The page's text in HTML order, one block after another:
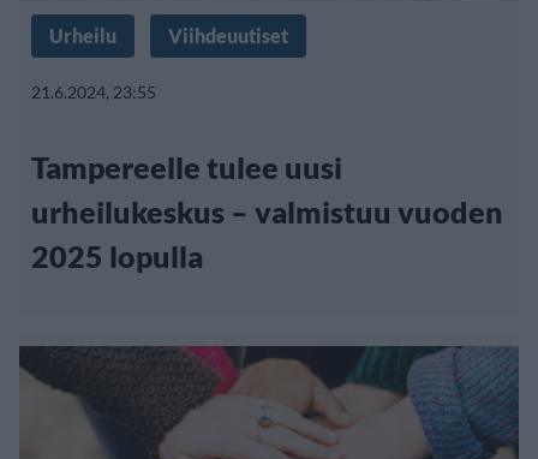
Urheilu Viihdeuutiset
21.6.2024, 23:55
Tampereelle tulee uusi
urheilukeskus – valmistuu vuoden
2025 lopulla